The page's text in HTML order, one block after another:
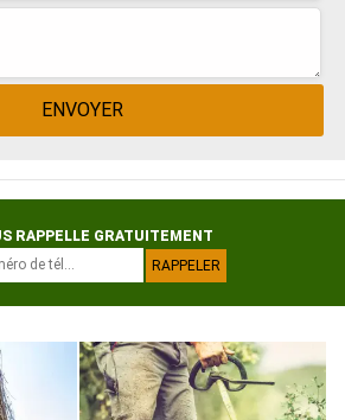
RAPPELLE GRATUITEMENT